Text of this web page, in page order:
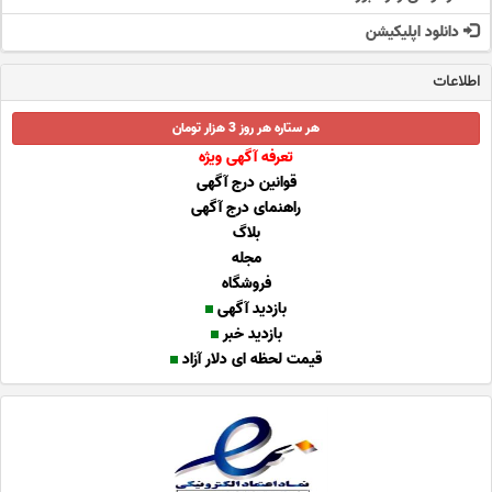
دانلود اپلیکیشن
اطلاعات
هر ستاره هر روز 3 هزار تومان
تعرفه آگهی ویژه
قوانین درج آگهی
راهنمای درج آگهی
بلاگ
مجله
فروشگاه
بازدید آگهی
بازدید خبر
قیمت لحظه ای دلار آزاد